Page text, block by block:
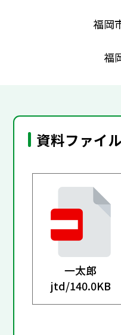
福岡
福
資料ファイル
一太郎
jtd/140.0KB